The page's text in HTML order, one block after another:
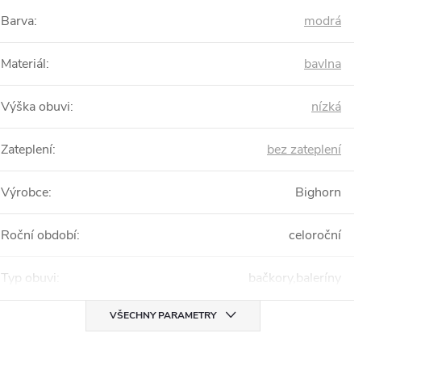
Barva: modrá
Materiál: bavlna
Výška obuvi: nízká
Zateplení: bez zateplení
Výrobce: Bighorn
Roční období: celoroční
Typ obuvi: bačkory,baleríny
VŠECHNY PARAMETRY